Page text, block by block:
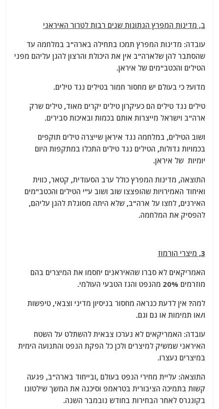
ב, מדינות המפרץ הנתונות שנים רבות לטרור האיראני
עובדה: מדינות המפרץ תמכו בתחילה בארה"ב במלחמה עד
שהסתבר להן שלארה"ב אין את היכולת והרצון להגן עליהם מפני
הטילים והכטב"מים של איראן.
מדוע? כי בעולם יש מחסור חמור בטילים נגד טילים.
טילים נגד טילים הם כעיקרון טילים יקרים מאוד, טילים שרק
ארה"ב וישראל מייצרות אותם בכמות ובאיכות סבירים.
ושוב הטילים, במלחמה נגד איראן שייצרה טילים תוקפים
בכמויות גדולות, הטילים נגד טילים התכלו במתקפות היום
יומיות של איראן.
התוצאה, מדינות המפרץ כולל ערב הסעודית, קטאר, כווית
ואיחוד האמירויות שהופצצו שוב ושוב ע"י הטילים והכטב"מים
האירנים, לחצו על ארה"ב, שלא היתה מסוגלת להגן עליהם,
להפסיק את המלחמה.
3, מיצרי הורמוז
האמריקאים לא סברו שהאיראנים יחסמו את המיצרים בהם
מוזרמים 20% מהנפט והגז הטבעי העולמי.
למה? אין לדעת כנראה מחסור בניסיון מדיני וצבאי, טיפשות
ו/או תמימות או גם וגם.
עובדה: האמריקאים לא נערכו צבאית להשתלט על השטח
האיראני שמשיק למיצרים ולכן כל הפקת הנפט והתנועה הימית
במיצרים נעצרו.
התוצאה: עליית מחירי הנפט בעולם ,ובייחוד בארה"ב, פגעה
קשות בתמיכה הציבורית בטראמפ וסיכנה את המשך שילטונו
בקונגרס לאחר הבחירות בחודש נובמבר השנה.